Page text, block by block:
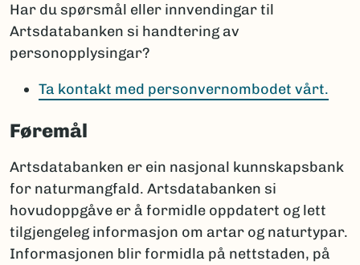
Har du spørsmål eller innvendingar til
Artsdatabanken si handtering av
personopplysingar?
Ta kontakt med personvernombodet vårt.
Føremål
Artsdatabanken er ein nasjonal kunnskapsbank
for naturmangfald. Artsdatabanken si
hovudoppgåve er å formidle oppdatert og lett
tilgjengeleg informasjon om artar og naturtypar.
Informasjonen blir formidla på nettstaden, på